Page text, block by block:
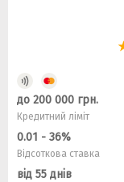
до 200 000 грн.
Кредитний ліміт
0.01 - 36%
Відсоткова ставка
від 55 днів